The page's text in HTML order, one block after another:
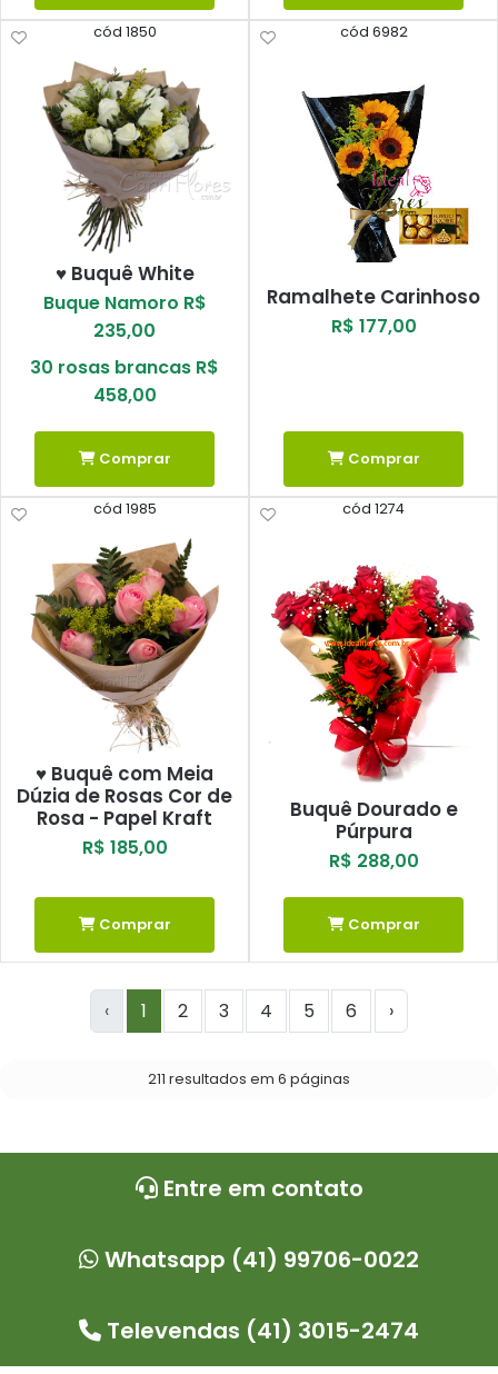
cód 1850
♥ Buquê White
Buque Namoro R$
235,00
30 rosas brancas R$
458,00
Comprar
cód 6982
Ramalhete Carinhoso
R$ 177,00
Comprar
cód 1985
♥ Buquê com Meia
Dúzia de Rosas Cor de
Rosa - Papel Kraft
R$ 185,00
Comprar
cód 1274
Buquê Dourado e
Púrpura
R$ 288,00
Comprar
‹ 1 2 3 4 5 6 ›
211 resultados em 6 páginas
Entre em contato
Whatsapp (41) 99706-0022
Televendas (41) 3015-2474